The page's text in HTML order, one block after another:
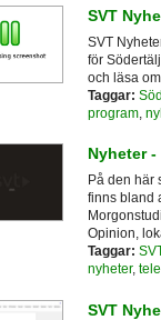
SVT
SVT
för
och läsa
Taggar:
program,
Nyheter -
På den här
finns bland
Opinion,
Taggar:
nyheter,
SVT